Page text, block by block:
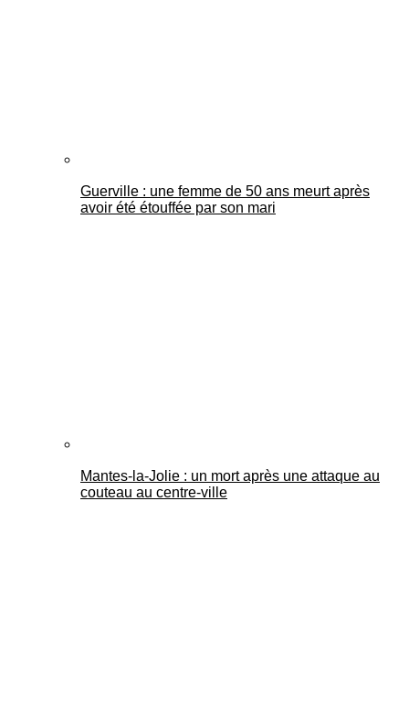
Guerville : une femme de 50 ans meurt après
avoir été étouffée par son mari
Mantes-la-Jolie : un mort après une attaque au
couteau au centre-ville